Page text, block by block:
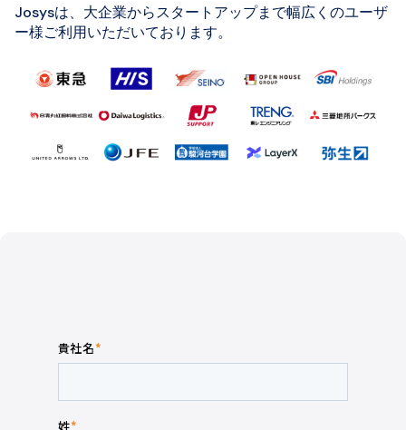
Josysは、大企業からスタートアップまで幅広くのユーザ
ー様ご利用いただいております。